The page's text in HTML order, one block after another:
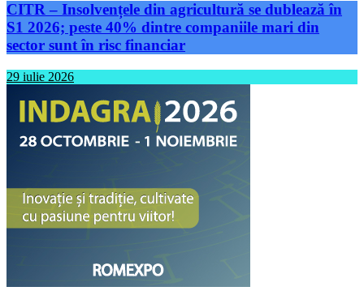
CITR – Insolvențele din agricultură se dublează în
S1 2026; peste 40% dintre companiile mari din
sector sunt în risc financiar
29 iulie 2026